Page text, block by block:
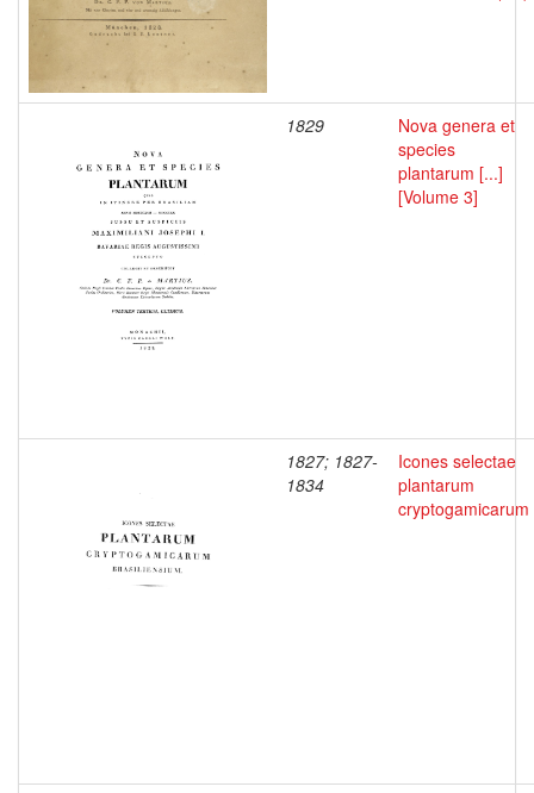
1829
Nova genera et
species
plantarum [...]
[Volume 3]
1827; 1827-
1834
Icones selectae
plantarum
cryptogamicarum